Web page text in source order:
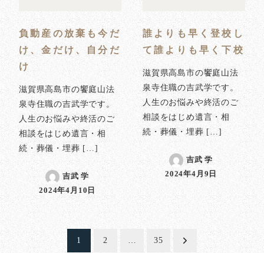
負動産の放棄も今だ
け、金だけ、自分だ
け
滋賀県高島市の饗庭山法
泉寺住職の吉武学です。
人生のお悩みや終活のご
相談をはじめ遺言・相
続・葬儀・埋葬 […]
吉武 学
投稿日
2024年4月10日
誰よりも早く登校し
て誰よりも早く下校
滋賀県高島市の饗庭山法
泉寺住職の吉武学です。
人生のお悩みや終活のご
相談をはじめ遺言・相
続・葬儀・埋葬 […]
吉武 学
投稿日
2024年4月9日
投
1 2 … 35